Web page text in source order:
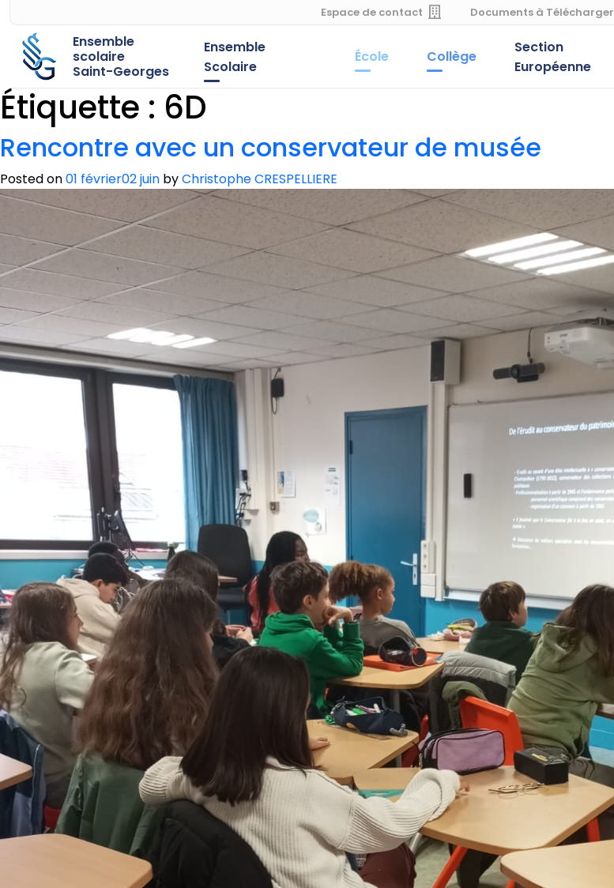
Espace de contact Documents à Télécharger
Ensemble
scolaire
Saint-Georges
Ensemble
Scolaire
École Collège
Section
Européenne
Étiquette : 6D
Rencontre avec un conservateur de musée
Posted on01 février02 juin byChristophe CRESPELLIERE